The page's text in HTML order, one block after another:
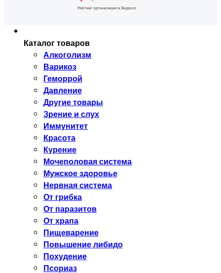
Каталог товаров
Алкоголизм
Варикоз
Геморрой
Давление
Другие товары
Зрение и слух
Иммунитет
Красота
Курение
Мочеполовая система
Мужское здоровье
Нервная система
От грибка
От паразитов
От храпа
Пищеварение
Повышение либидо
Похудение
Псориаз